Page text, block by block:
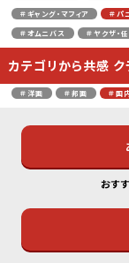
＃ギャング・マフィア
＃パ
＃オムニバス
＃ヤクザ・
カテゴリから共感
＃洋画 ＃邦画 ＃国
おす